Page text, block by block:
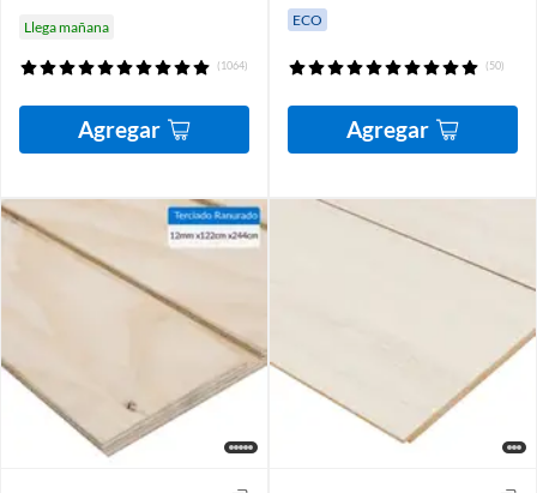
Llega mañana
(1064)
Agregar
ECO
(50)
Agregar